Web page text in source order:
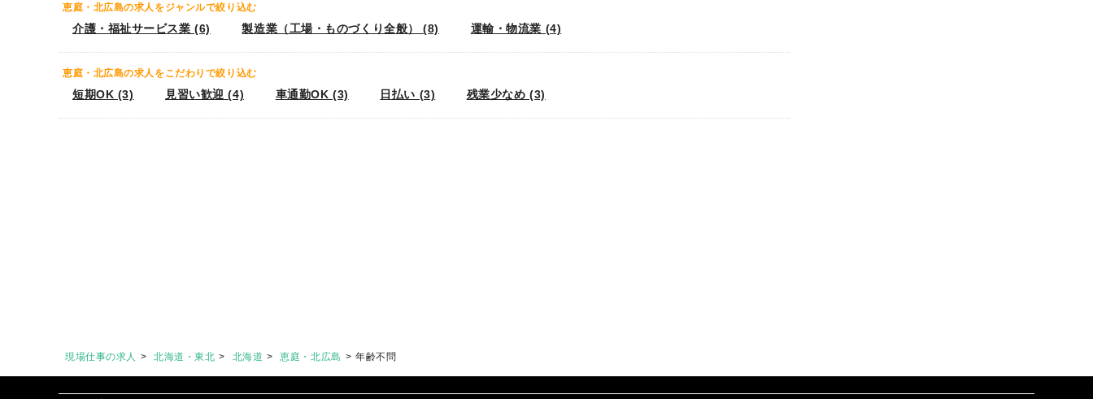
恵庭・北広島の求人をジャンルで絞り込む
介護・福祉サービス業 (6) 製造業（工場・ものづくり全般） (8) 運輸・物流業 (4)
恵庭・北広島の求人をこだわりで絞り込む
短期OK (3) 見習い歓迎 (4) 車通勤OK (3) 日払い (3) 残業少なめ (3)
現場仕事の求人 北海道・東北 北海道 恵庭・北広島 年齢不問